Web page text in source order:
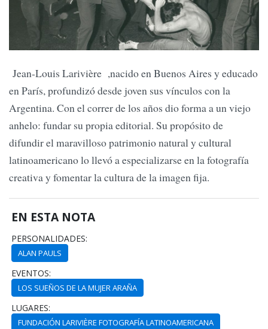
Jean-Louis Larivière ,nacido en Buenos Aires y educado
en París, profundizó desde joven sus vínculos con la
Argentina. Con el correr de los años dio forma a un viejo
anhelo: fundar su propia editorial. Su propósito de
difundir el maravilloso patrimonio natural y cultural
latinoamericano lo llevó a especializarse en la fotografía
creativa y fomentar la cultura de la imagen fija.
EN ESTA NOTA
PERSONALIDADES:
ALAN PAULS
EVENTOS:
LOS SUEÑOS DE LA MUJER ARAÑA
LUGARES:
FUNDACIÓN LARIVIÈRE FOTOGRAFÍA LATINOAMERICANA